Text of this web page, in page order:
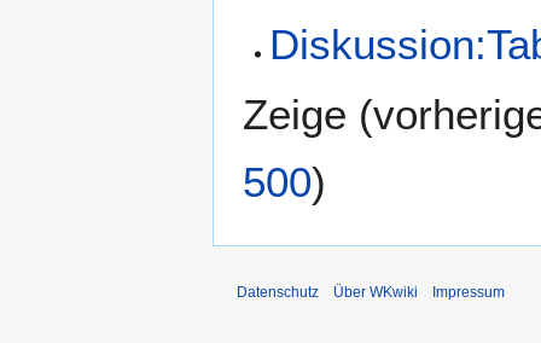
Zeige (
500)
Datenschutz Über WKwiki Impressum